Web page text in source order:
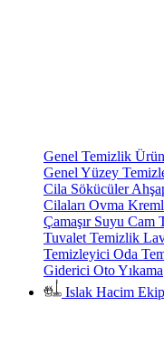
Genel Temizlik
Genel Yüzey
Cila Sökücüler
Cilaları Ovma
Çamaşır Suyu Cam
Tuvalet Temizlik
Temizleyici Oda
Giderici Oto Yıkama
Islak Hacim